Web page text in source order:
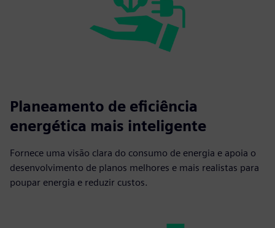
Planeamento de eficiência
energética mais inteligente
Fornece uma visão clara do consumo de energia e apoia o
desenvolvimento de planos melhores e mais realistas para
poupar energia e reduzir custos.